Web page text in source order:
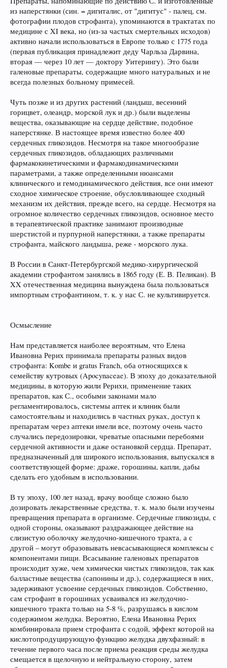
из наперстянки (син. = дигиталис, от "дигитус" - палец, см.
фотографии плодов строфанта), упоминаются в трактатах по
медицине с XI века, но (из-за частых смертельных исходов)
активно начали использоваться в Европе только с 1775 года
(первая публикация принадлежит деду Чарльза Дарвина,
вторая — через 10 лет — доктору Уитерингу). Это были
галеновые препараты, содержащие много натуральных и не
всегда полезных больному примесей.
Чуть позже и из других растений (ландыш, весенний
горицвет, олеандр, морской лук и др.) были выделены
вещества, оказывающие на сердце действие, подобное
наперстянке. В настоящее время известно более 400
сердечных гликозидов. Несмотря на такое многообразие
сердечных гликозидов, обладающих различными
фармакокинетическими и фармакодинамическими
параметрами, а также определенными нюансами
клинического и гемодинамического действия, все они имеют
сходное химическое строение, обусловливающее сходный
механизм их действия, прежде всего, на сердце. Несмотря на
огромное количество сердечных гликозидов, основное место
в терапевтической практике занимают производные
шерстистой и пурпурной наперстянки, а также препараты
строфанта, майского ландыша, реже - морского лука.
В России в Санкт-Петербургской медико-хирургической
академии строфантом занялись в 1865 году (Е. В. Пеликан). В
XX отечественная медицина вынуждена была пользоваться
импортным строфантином, т. к. у нас С. не культивируется.
Осмысление
Нам представляется наиболее вероятным, что Елена
Ивановна Рерих принимала препараты разных видов
строфанта: Kombe и gratus Franch, оба относящихся к
семейству кутровых (Apocynaceae). В эпоху до доказательной
медицины, в которую жили Рерихи, применение таких
препаратов, как С., особыми законами мало
регламентировалось, системы аптек и клиник были
самостоятельны и находились в частных руках, доступ к
препаратам через аптеки имели все, поэтому очень часто
случались передозировки, чреватые опасными перебоями
сердечной активности и даже остановкой сердца. Препарат,
предназначенный для широкого использования, выпускался в
соответствующей форме: драже, горошины, капли, дабы
сделать его удобным в использовании.
В ту эпоху, 100 лет назад, врачу вообще сложно было
дозировать лекарственные средства, т. к. мало были изучены
превращения препарата в организме. Сердечные гликозиды, с
одной стороны, оказывают раздражающее действие на
слизистую оболочку желудочно-кишечного тракта, а с
другой – могут образовывать невсасывающиеся комплексы с
компонентами пищи. Всасывание галеновых препаратов
происходит хуже, чем химически чистых гликозидов, так как
балластные вещества (сапонины и др.), содержащиеся в них,
задерживают усвоение сердечных гликозидов. Собственно,
сам строфант в горошинах усваивался из желудочно-
кишечного тракта только на 5-8 %, разрушаясь в кислом
содержимом желудка. Вероятно, Елена Ивановна Рерих
комбинировала прием строфанта с содой, эффект которой на
кислотопродуцирующую функцию желудка двухфазный: в
течение первого часа после приема реакция среды желудка
смещается в щелочную и нейтральную сторону, затем